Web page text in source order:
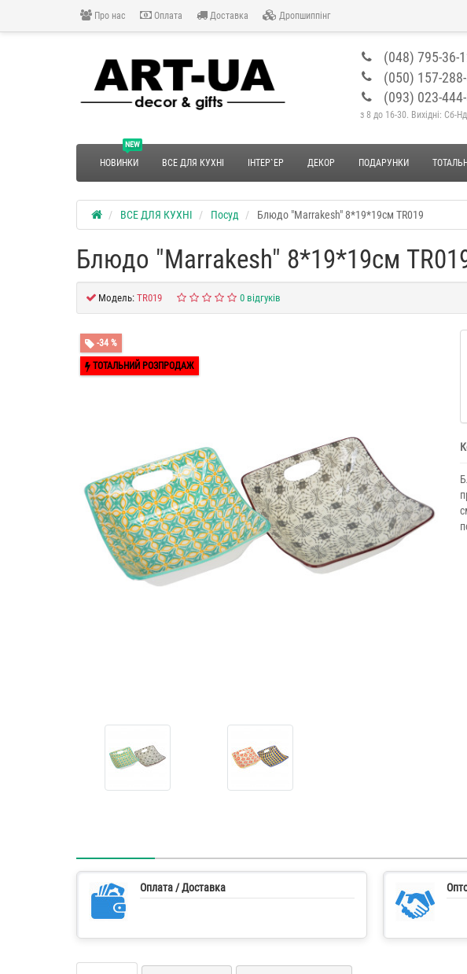
Про нас Оплата Доставка Дропшиппінг
(048) 795-36-
(050) 157-
(093) 023-
з 8 до 16-30. Вихідні: Сб-Нд
NEW
НОВИНКИ ВСЕ ДЛЯ КУХНІ ІНТЕР`ЕР ДЕКОР ПОДАРУНКИ
ВСЕ ДЛЯ КУХНІ Посуд Блюдо "Marrakesh" 8*19*19см TR019
Блюдо "Marrakesh" 8*19*19см
Модель: TR019 0 відгуків
-34 %
ТОТАЛЬНИЙ РОЗПРОДАЖ
Оплата / Доставка